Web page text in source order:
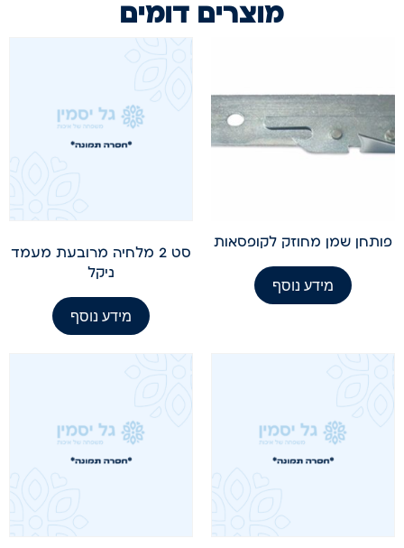
מוצרים דומים
פותחן שמן מחוזק לקופסאות
מידע נוסף
סט 2 מלחיה מרובעת מעמד
ניקל
מידע נוסף